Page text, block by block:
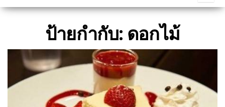
ป้ายกำกับ: ดอกไม้